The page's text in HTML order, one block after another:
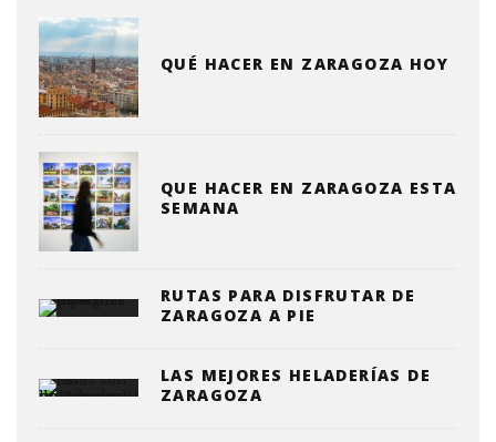
QUÉ HACER EN ZARAGOZA HOY
QUE HACER EN ZARAGOZA ESTA
SEMANA
RUTAS PARA DISFRUTAR DE
ZARAGOZA A PIE
LAS MEJORES HELADERÍAS DE
ZARAGOZA